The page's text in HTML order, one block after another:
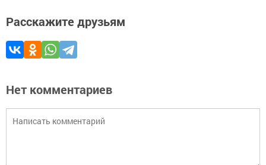
Расскажите друзьям
Нет комментариев